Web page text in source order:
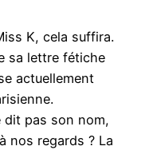
K, cela suffira.
sa lettre fétiche
actuellement
dit pas son nom,
nos regards ? La